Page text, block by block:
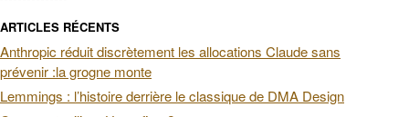
ARTICLES RÉCENTS
Anthropic réduit discrètement les allocations Claude sans
prévenir :la grogne monte
Lemmings : l’histoire derrière le classique de DMA Design